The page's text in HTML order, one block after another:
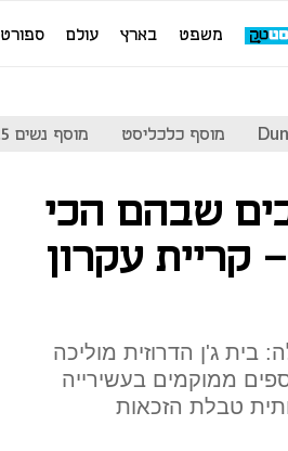
משפט בארץ עולם ספורט
מוסף כלכליסט מוסף נשים 2025
שבהם הכי
קריית עקרון
בית ג'ן הדרוזית מוליכה
ממוקמים בעשירייה
טבלת הזכאות